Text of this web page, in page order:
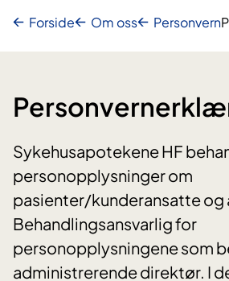
Forside Om oss Personvern
Sykehusapotekene HF
personopplysninger om
pasienter/kunderansatte og
Behandlingsansvarlig for
personopplysningene som
administrerende direktør. I